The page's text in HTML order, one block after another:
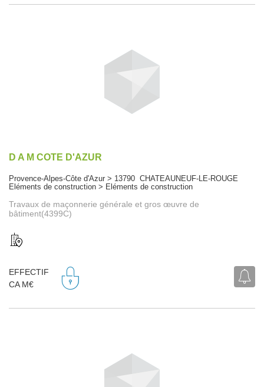
D A M COTE D'AZUR
Provence-Alpes-Côte d'Azur > 13790 CHATEAUNEUF-LE-ROUGE
Eléments de construction > Eléments de construction
Travaux de maçonnerie générale et gros œuvre de
bâtiment(4399C)
EFFECTIF
CA M€